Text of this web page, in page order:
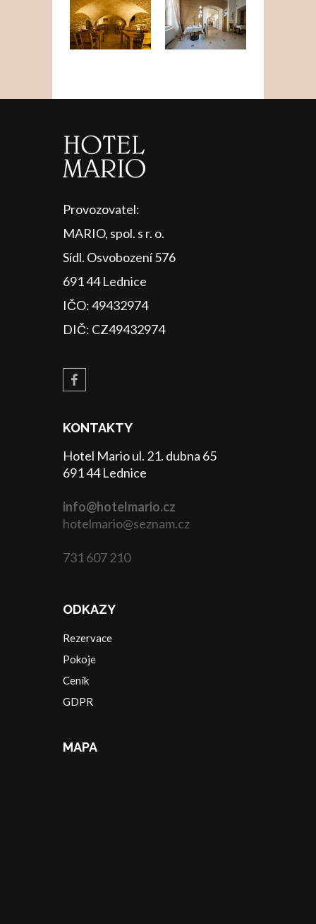
Provozovatel:
MARIO, spol. s r. o.
Sídl. Osvobození 576
691 44 Lednice
IČO: 49432974
DIČ: CZ49432974
KONTAKTY
Hotel Mario ul. 21. dubna 65
691 44 Lednice
info@hotelmario.cz
hotelmario@seznam.cz
731 607 210
ODKAZY
Rezervace
Pokoje
Ceník
GDPR
MAPA